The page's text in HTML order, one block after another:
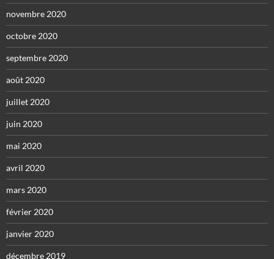
novembre 2020
octobre 2020
septembre 2020
août 2020
juillet 2020
juin 2020
mai 2020
avril 2020
mars 2020
février 2020
janvier 2020
décembre 2019